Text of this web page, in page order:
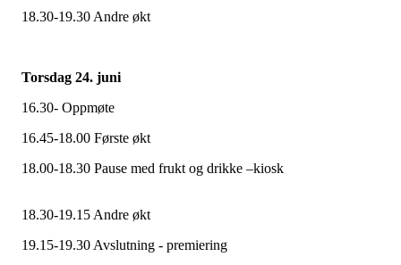
18.30-19.30 Andre økt
Torsdag 24. juni
16.30- Oppmøte
16.45-18.00 Første økt
18.00-18.30 Pause med frukt og drikke
18.30-19.15 Andre økt
19.15-19.30 Avslutning - premiering